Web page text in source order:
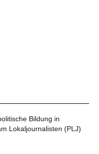
Bildung in
Lokaljournalisten (PLJ)